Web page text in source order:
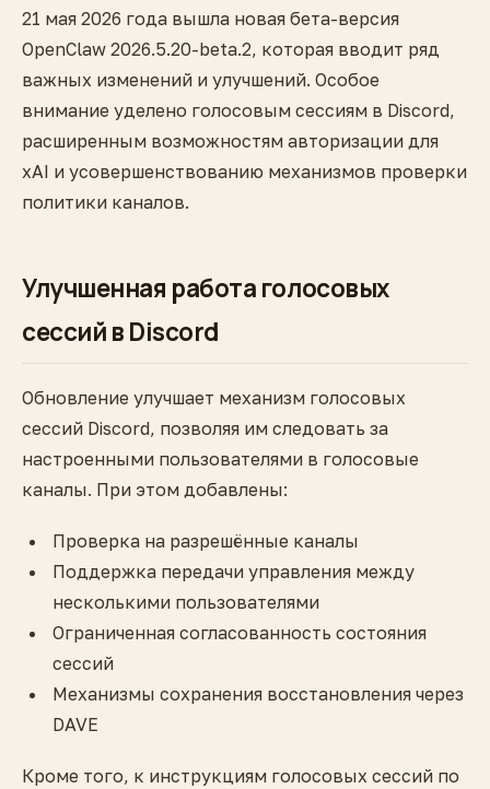
21 мая 2026 года вышла новая бета-версия
OpenClaw 2026.5.20-beta.2, которая вводит ряд
важных изменений и улучшений. Особое
внимание уделено голосовым сессиям в Discord,
расширенным возможностям авторизации для
xAI и усовершенствованию механизмов проверки
политики каналов.
Улучшенная работа голосовых
сессий в Discord
Обновление улучшает механизм голосовых
сессий Discord, позволяя им следовать за
настроенными пользователями в голосовые
каналы. При этом добавлены:
Проверка на разрешённые каналы
Поддержка передачи управления между
несколькими пользователями
Ограниченная согласованность состояния
сессий
Механизмы сохранения восстановления через
DAVE
Кроме того, к инструкциям голосовых сессий по